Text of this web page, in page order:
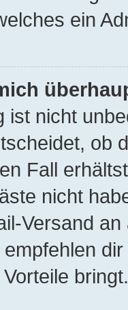
ein
ist nicht
ob
Fall
nicht
Versand
bringt.